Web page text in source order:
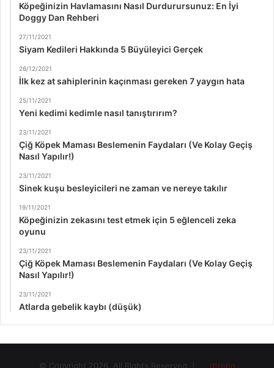
Köpeğinizin Havlamasını Nasıl Durdurursunuz: En İyi
Doggy Dan Rehberi
27/11/2021
Siyam Kedileri Hakkında 5 Büyüleyici Gerçek
26/12/2021
İlk kez at sahiplerinin kaçınması gereken 7 yaygın hata
25/11/2021
Yeni kedimi kedimle nasıl tanıştırırım?
23/11/2021
Çiğ Köpek Maması Beslemenin Faydaları (Ve Kolay Geçiş
Nasıl Yapılır!)
23/11/2021
Sinek kuşu besleyicileri ne zaman ve nereye takılır
19/11/2021
Köpeğinizin zekasını test etmek için 5 eğlenceli zeka
oyunu
23/11/2021
Çiğ Köpek Maması Beslemenin Faydaları (Ve Kolay Geçiş
Nasıl Yapılır!)
23/11/2021
Atlarda gebelik kaybı (düşük)
© Copyright 2026, All Rights Reserved | dtrenn